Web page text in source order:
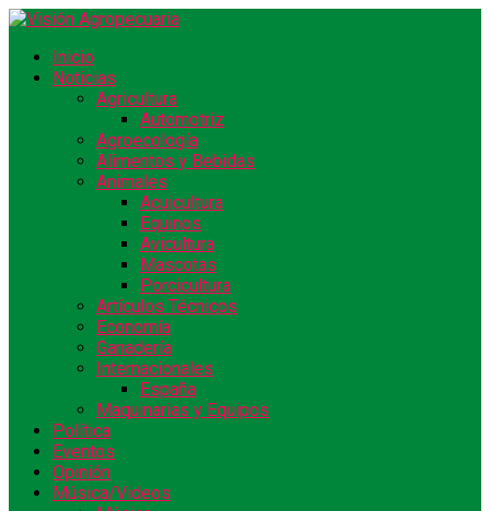
Inicio
Noticias
Agricultura
Automotriz
Agroecología
Alimentos y Bebidas
Animales
Acuicultura
Equinos
Avicultura
Mascotas
Porcicultura
Artículos Técnicos
Economía
Ganadería
Internacionales
España
Maquinarias y Equipos
Política
Eventos
Opinión
Música/Videos